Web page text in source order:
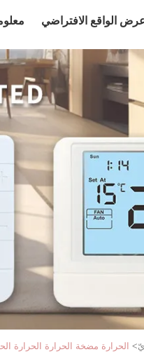
الواقع الافتراضي
> الحرارة مضخة الحرارة الحرارة